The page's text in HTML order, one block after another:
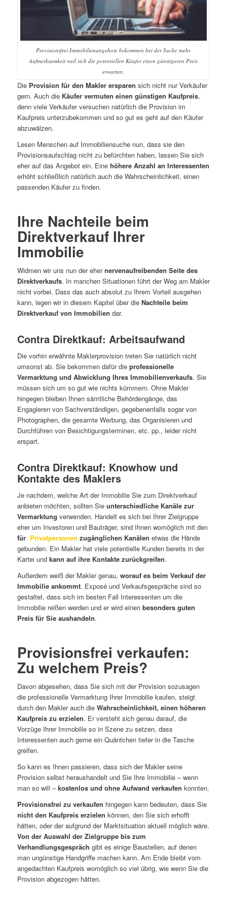
Provisionsfrei Immobilienangebote bekommen bei der Suche mehr
Aufmerksamkeit weil sich die potentiellen Käufer einen günstigeren Preis
erwarten.
Die Provision für den Makler ersparen sich nicht nur Verkäufer
gern. Auch die Käufer vermuten einen günstigen Kaufpreis,
denn viele Verkäufer versuchen natürlich die Provision im
Kaufpreis unterzubekommen und so gut es geht auf den Käufer
abzuwälzen.
Lesen Menschen auf Immobiliensuche nun, dass sie den
Provisionsaufschlag nicht zu befürchten haben, lassen Sie sich
eher auf das Angebot ein. Eine höhere Anzahl an Interessenten
erhöht schließlich natürlich auch die Wahrscheinlichkeit, einen
passenden Käufer zu finden.
Ihre Nachteile beim
Direktverkauf Ihrer
Immobilie
Widmen wir uns nun der ehernervenaufreibenden Seite des
Direktverkaufs. In manchen Situationen führt der Weg am Makler
nicht vorbei. Dass das auch absolut zu Ihrem Vorteil ausgehen
kann, legen wir in diesem Kapitel über die Nachteile beim
Direktverkauf von Immobilien dar.
Contra Direktkauf: Arbeitsaufwand
Die vorhin erwähnte Maklerprovision treten Sie natürlich nicht
umsonst ab. Sie bekommen dafür die professionelle
Vermarktung und Abwicklung Ihres Immobilienverkaufs. Sie
müssen sich um so gut wie nichts kümmern. Ohne Makler
hingegen bleiben Ihnen sämtliche Behördengänge, das
Engagieren von Sachverständigen, gegebenenfalls sogar von
Photographen, die gesamte Werbung, das Organisieren und
Durchführen von Besichtigungsterminen, etc. pp., leider nicht
erspart.
Contra Direktkauf: Knowhow und
Kontakte des Maklers
Je nachdem, welche Art der Immobilie Sie zum Direktverkauf
anbieten möchten, sollten Sie unterschiedliche Kanäle zur
Vermarktung verwenden. Handelt es sich bei Ihrer Zielgruppe
eher um Investoren und Bauträger, sind Ihnen womöglich mit den
für Privatpersonen zugänglichen Kanälen etwas die Hände
gebunden. Ein Makler hat viele potentielle Kunden bereits in der
Kartei und kann auf ihre Kontakte zurückgreifen.
Außerdem weiß der Makler genau, worauf es beim Verkauf der
Immobilie ankommt. Exposé und Verkaufsgespräche sind so
gestaltet, dass sich im besten Fall Interessenten um die
Immobilie reißen werden und er wird einen besonders guten
Preis für Sie aushandeln.
Provisionsfrei verkaufen:
Zu welchem Preis?
Davon abgesehen, dass Sie sich mit der Provision sozusagen
die professionelle Vermarktung Ihrer Immobilie kaufen, steigt
durch den Makler auch die Wahrscheinlichkeit, einen höheren
Kaufpreis zu erzielen. Er versteht sich genau darauf, die
Vorzüge Ihrer Immobilie so in Szene zu setzen, dass
Interessenten auch gerne ein Quäntchen tiefer in die Tasche
greifen.
So kann es Ihnen passieren, dass sich der Makler seine
Provision selbst heraushandelt und Sie Ihre Immobilie – wenn
man so will –kostenlos und ohne Aufwand verkaufen konnten.
Provisionsfrei zu verkaufen hingegen kann bedeuten, dass Sie
nicht den Kaufpreis erzielen können, den Sie sich erhofft
hätten, oder der aufgrund der Marktsituation aktuell möglich wäre.
Von der Auswahl der Zielgruppe bis zum
Verhandlungsgespräch gibt es einige Baustellen, auf denen
man ungünstige Handgriffe machen kann. Am Ende bleibt vom
angedachten Kaufpreis womöglich so viel übrig, wie wenn Sie die
Provision abgezogen hätten.